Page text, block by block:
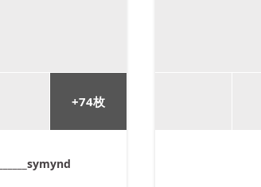
+74枚
______symynd